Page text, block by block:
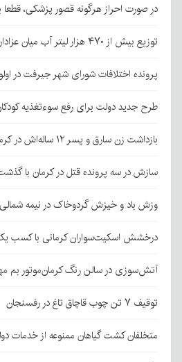
در صورت احراز هرگونه قصور پزشکی،
توزیع بیش از ۴۷۰ هزار لیتر آب میان عزاداران جامانده اربعین در کرمان
پرونده اختلافات شورای شهر جیرفت در
طرح جدید دولت برای رفع سوءتغذیه
بازداشت زن سارق و پسر ۱۲ ساله‌اش در کرمان
سازش در سه پرونده قتل در کرمان با
وزش باد و خیزش گردوخاک در نیمه
درخشش اسکیت‌سواران کرمانی با کسب
آتش‌سوزی در سالن رنگ کرمان‌موتور بم
توقیف ۷ تن چوب قاچاق تاغ در رفسنجان
متخلفان کشت گیاهان ممنوعه از خدمات